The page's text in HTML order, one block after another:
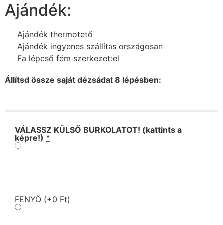
Ajándék:
Ajándék thermotető
Ajándék ingyenes szállítás országosan
Fa lépcső fém szerkezettel
Állítsd össze saját dézsádat 8 lépésben:
VÁLASSZ KÜLSŐ BURKOLATOT! (kattints a
képre!) *
FENYŐ (+0 Ft)